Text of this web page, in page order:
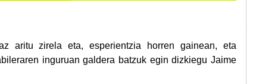
aritu zirela eta, esperientzia horren gainean, eta
inguruan galdera batzuk egin dizkiegu Jaime